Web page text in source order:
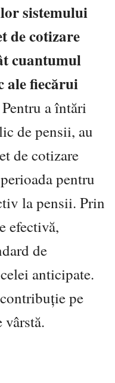
sistemului
de cotizare
cuantumul
ale fiecărui
Pentru a întări
de pensii, au
de cotizare
pentru
la pensii. Prin
efectivă,
de
anticipate.
pe
vârstă.